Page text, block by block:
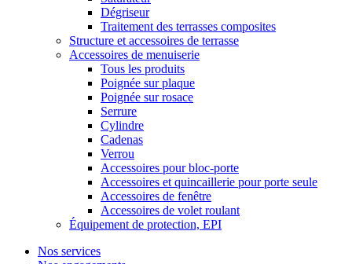
Dégriseur
Traitement des terrasses composites
Structure et accessoires de terrasse
Accessoires de menuiserie
Tous les produits
Poignée sur plaque
Poignée sur rosace
Serrure
Cylindre
Cadenas
Verrou
Accessoires pour bloc-porte
Accessoires et quincaillerie pour porte seule
Accessoires de fenêtre
Accessoires de volet roulant
Équipement de protection, EPI
Nos services